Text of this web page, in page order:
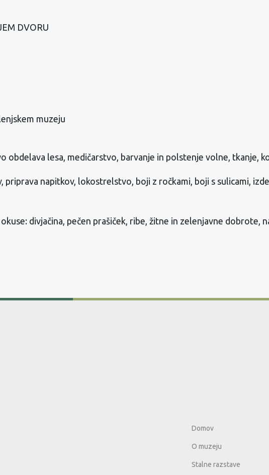
DVORU
muzeju
obdelava lesa, medičarstvo, barvanje in polstenje volne, tkanje,
priprava napitkov, lokostrelstvo, boji z ročkami, boji s sulicami,
divjačina, pečen prašiček, ribe, žitne in zelenjavne dobrote,
Domov
O muzeju
Stalne razstave